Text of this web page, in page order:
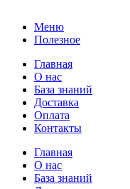
Меню
Полезное
Главная
О нас
База знаний
Доставка
Оплата
Контакты
Главная
О нас
База знаний